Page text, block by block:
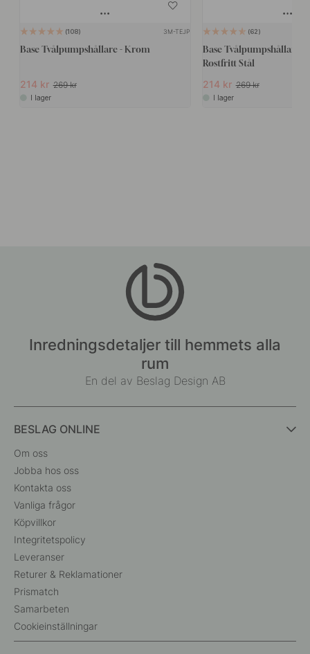
108 3M-TEJP
Base Tvålpumpshållare - Krom
214 kr 269 kr
I lager
62
Base Tvålpumpshållare -
Rostfritt Stål
214 kr 269 kr
I lager
Inredningsdetaljer till hemmets alla
rum
En del av Beslag Design AB
BESLAG ONLINE
Om oss
Jobba hos oss
Kontakta oss
Vanliga frågor
Köpvillkor
Integritetspolicy
Leveranser
Returer & Reklamationer
Prismatch
Samarbeten
Cookieinställningar